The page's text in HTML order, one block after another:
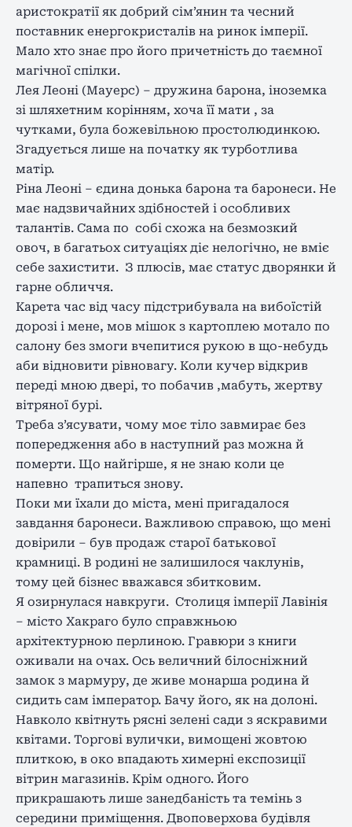
аристократії як добрий сім’янин та чесний
поставник енергокристалів на ринок імперії.
Мало хто знає про його причетність до таємної
магічної спілки.
Лея Леоні (Мауерс) – дружина барона, іноземка
зі шляхетним корінням, хоча її мати , за
чутками, була божевільною простолюдинкою.
Згадується лише на початку як турботлива
матір.
Ріна Леоні – єдина донька барона та баронеси. Не
має надзвичайних здібностей і особливих
талантів. Сама по собі схожа на безмозкий
овоч, в багатьох ситуаціях діє нелогічно, не вміє
себе захистити. З плюсів, має статус дворянки й
гарне обличчя.
Карета час від часу підстрибувала на вибоїстій
дорозі і мене, мов мішок з картоплею мотало по
салону без змоги вчепитися рукою в що-небудь
аби відновити рівновагу. Коли кучер відкрив
переді мною двері, то побачив ,мабуть, жертву
вітряної бурі.
Треба з’ясувати, чому моє тіло завмирає без
попередження або в наступний раз можна й
померти. Що найгірше, я не знаю коли це
напевно трапиться знову.
Поки ми їхали до міста, мені пригадалося
завдання баронеси. Важливою справою, що мені
довірили – був продаж старої батькової
крамниці. В родині не залишилося чаклунів,
тому цей бізнес вважався збитковим.
Я озирнулася навкруги. Столиця імперії Лавінія
– місто Хакраго було справжньою
архітектурною перлиною. Гравюри з книги
оживали на очах. Ось величний білосніжний
замок з мармуру, де живе монарша родина й
сидить сам імператор. Бачу його, як на долоні.
Навколо квітнуть рясні зелені сади з яскравими
квітами. Торгові вулички, вимощені жовтою
плиткою, в око впадають химерні експозиції
вітрин магазинів. Крім одного. Його
прикрашають лише занедбаність та темінь з
середини приміщення. Двоповерхова будівля